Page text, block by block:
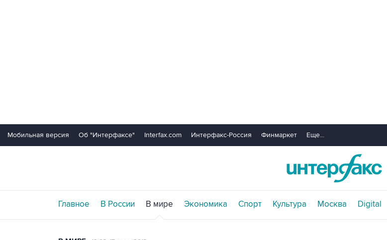
Мобильная версия Об "Интерфаксе" Interfax.com Интерфакс-Россия Финмаркет Еще...
Главное В России В мире Экономика Спорт Культура Москва Digital